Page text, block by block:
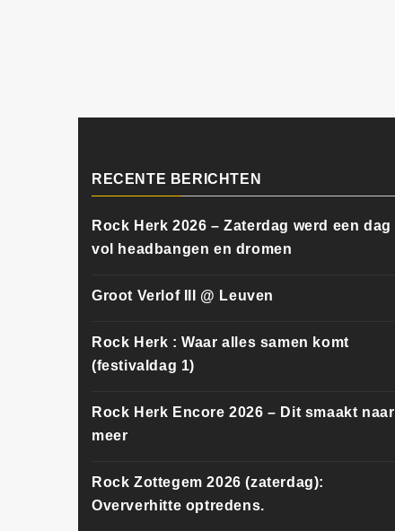
RECENTE BERICHTEN
Rock Herk 2026 – Zaterdag werd een dag
vol headbangen en dromen
Groot Verlof III @ Leuven
Rock Herk : Waar alles samen komt
(festivaldag 1)
Rock Herk Encore 2026 – Dit smaakt naar
meer
Rock Zottegem 2026 (zaterdag):
Oververhitte optredens.